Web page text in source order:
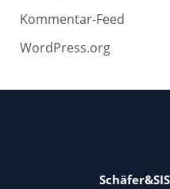
Kommentar-Feed
WordPress.org